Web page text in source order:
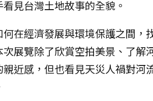
見台灣土地故事的全貌。
在經濟發展與環境保護之間，
展覽除了欣賞空拍美景、了解
近感，但也看見天災人禍對河